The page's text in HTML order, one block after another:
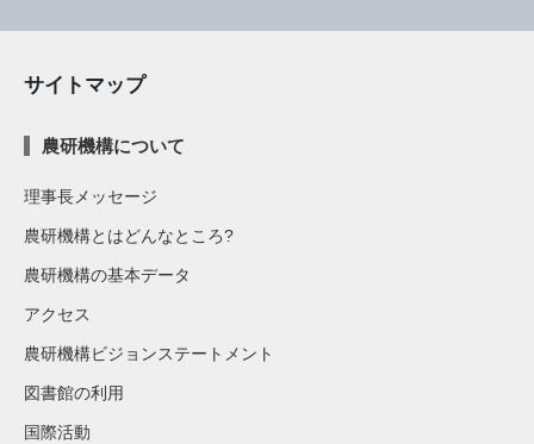
サイトマップ
農研機構について
理事長メッセージ
農研機構とはどんなところ?
農研機構の基本データ
アクセス
農研機構ビジョンステートメント
図書館の利用
国際活動